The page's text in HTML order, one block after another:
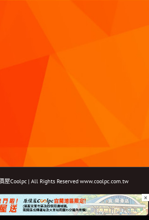
屋Coolpc | All Rights Reserved www.coolpc.com.tw
FacebookInstagramYouTubeTwitterEmail: ×